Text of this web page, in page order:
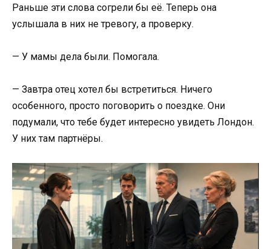
Раньше эти слова согрели бы её. Теперь она
услышала в них не тревогу, а проверку.
— У мамы дела были. Помогала.
— Завтра отец хотел бы встретиться. Ничего
особенного, просто поговорить о поездке. Они
подумали, что тебе будет интересно увидеть Лондон.
У них там партнёры.